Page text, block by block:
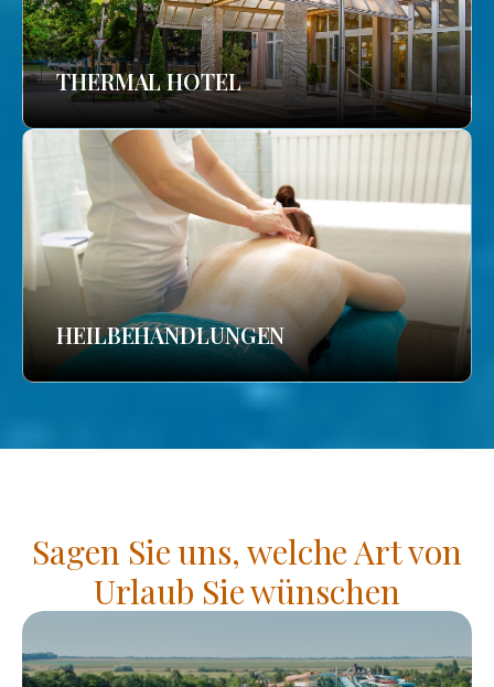
THERMAL HOTEL
HEILBEHANDLUNGEN
Sagen Sie uns, welche Art von
Urlaub Sie wünschen